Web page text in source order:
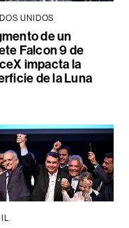
UNIDOS
de un
Falcon 9 de
impacta la
de la Luna